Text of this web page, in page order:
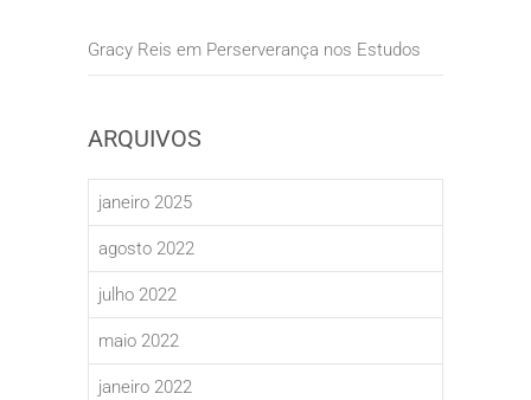
Gracy Reis em Perserverança nos Estudos
ARQUIVOS
janeiro 2025
agosto 2022
julho 2022
maio 2022
janeiro 2022